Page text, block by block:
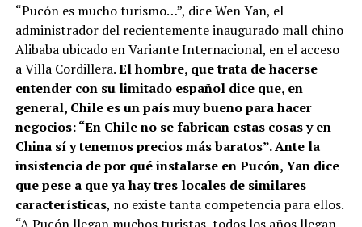
“Pucón es mucho turismo…”, dice Wen Yan, el
administrador del recientemente inaugurado mall chino
Alibaba ubicado en Variante Internacional, en el acceso
a Villa Cordillera.El hombre, que trata de hacerse
entender con su limitado español dice que, en
general, Chile es un país muy bueno para hacer
negocios: “En Chile no se fabrican estas cosas y en
China sí y tenemos precios más baratos”. Ante la
insistencia de por qué instalarse en Pucón, Yan dice
que pese a que ya hay tres locales de similares
características, no existe tanta competencia para ellos.